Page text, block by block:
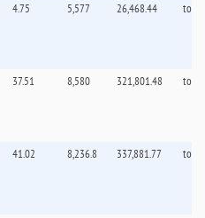
4.75 5,577 26,468.44
37.51 8,580 321,801.48
41.02 8,236.8 337,881.77